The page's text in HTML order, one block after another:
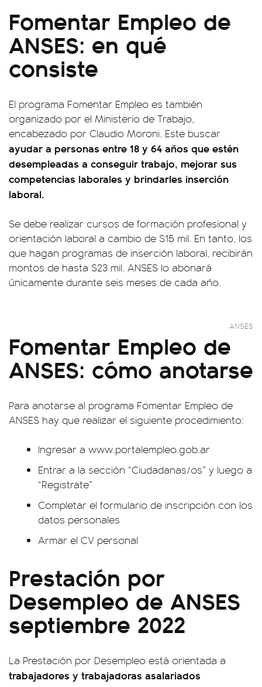
Fomentar Empleo de
ANSES: en qué
consiste
El programa Fomentar Empleo es también
organizado por el Ministerio de Trabajo,
encabezado por Claudio Moroni. Este buscar
ayudar a personas entre 18 y 64 años que estén
desempleadas a conseguir trabajo, mejorar sus
competencias laborales y brindarles inserción
laboral.
Se debe realizar cursos de formación profesional y
orientación laboral a cambio de $15 mil. En tanto, los
que hagan programas de inserción laboral, recibirán
montos de hasta $23 mil. ANSES lo abonará
únicamente durante seis meses de cada año.
ANSES
Fomentar Empleo de
ANSES: cómo anotarse
Para anotarse al programa Fomentar Empleo de
ANSES hay que realizar el siguiente procedimiento:
Ingresar a www.portalempleo.gob.ar
Entrar a la sección “Ciudadanas/os” y luego a
“Registrate”
Completar el formulario de inscripción con los
datos personales
Armar el CV personal
Prestación por
Desempleo de ANSES
septiembre 2022
La Prestación por Desempleo está orientada a
trabajadores y trabajadoras asalariados